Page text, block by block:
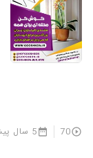
70 5 سال پیش